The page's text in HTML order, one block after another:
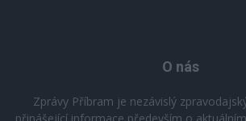
O nás
Zprávy Příbram je nezávislý